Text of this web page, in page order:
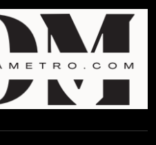
অলি আহমদ
১০০ দুঃস্থ পরিবারের
ঘরের ছাবি তুলে দিলেন